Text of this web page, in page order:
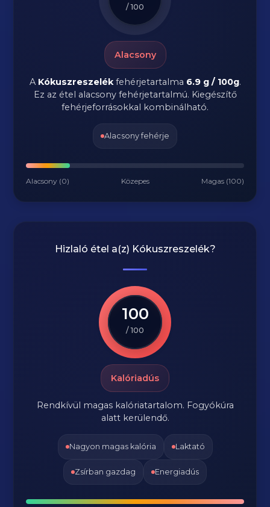
/ 100
Alacsony
A Kókuszreszelékfehérjetartalma 6.9 g / 100g.
Ez az étel alacsony fehérjetartalmú. Kiegészítő
fehérjeforrásokkal kombinálható.
Alacsony fehérje
Alacsony (0) Közepes Magas (100)
Hizlaló étel a(z) Kókuszreszelék?
100
/ 100
Kalóriadús
Rendkívül magas kalóriatartalom. Fogyókúra
alatt kerülendő.
Nagyon magas kalória Laktató
Zsírban gazdag Energiadús